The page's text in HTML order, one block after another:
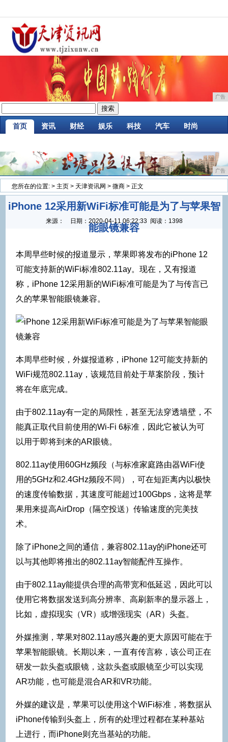
广告
首页 资讯 财经 娱乐 科技 汽车 时尚
广告
您所在的位置: > 主页 > 天津资讯网 > 微商 > 正文
iPhone 12采用新WiFi标准可能是为了与苹果智
能眼镜兼容
来源： 日期： 2020-04-11 06:22:33 阅读：1398
本周早些时候的报道显示，苹果即将发布的iPhone 12
可能支持新的WiFi标准802.11ay。现在，又有报道
称，iPhone 12采用新的WiFi标准可能是为了与传言已
久的苹果智能眼镜兼容。
本周早些时候，外媒报道称，iPhone 12可能支持新的
WiFi规范802.11ay，该规范目前处于草案阶段，预计
将在年底完成。
由于802.11ay有一定的局限性，甚至无法穿透墙壁，不
能真正取代目前使用的Wi-Fi 6标准，因此它被认为可
以用于即将到来的AR眼镜。
802.11ay使用60GHz频段（与标准家庭路由器WiFi使
用的5GHz和2.4GHz频段不同），可在短距离内以极快
的速度传输数据，其速度可能超过100Gbps，这将是苹
果用来提高AirDrop（隔空投送）传输速度的完美技
术。
除了iPhone之间的通信，兼容802.11ay的iPhone还可
以与其他即将推出的802.11ay智能配件互操作。
由于802.11ay能提供合理的高带宽和低延迟，因此可以
使用它将数据发送到高分辨率、高刷新率的显示器上，
比如，虚拟现实（VR）或增强现实（AR）头盔。
外媒推测，苹果对802.11ay感兴趣的更大原因可能在于
苹果智能眼镜。长期以来，一直有传言称，该公司正在
研发一款头盔或眼镜，这款头盔或眼镜至少可以实现
AR功能，也可能是混合AR和VR功能。
外媒的建议是，苹果可以使用这个WiFi标准，将数据从
iPhone传输到头盔上，所有的处理过程都在某种基站
上进行，而iPhone则充当基站的功能。